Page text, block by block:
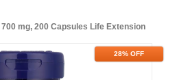
mg, 200 Capsules Life Extension
28% OFF